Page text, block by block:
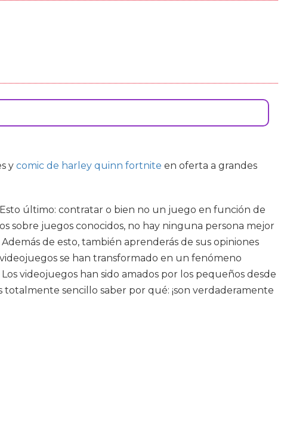
y comic de harley quinn fortnite en oferta a grandes
último: contratar o bien no un juego en función de
sobre juegos conocidos, no hay ninguna persona mejor
de esto, también aprenderás de sus opiniones
se han transformado en un fenómeno
videojuegos han sido amados por los pequeños desde
sencillo saber por qué: ¡son verdaderamente